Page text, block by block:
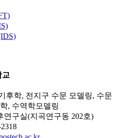
후학, 전지구 수문 모델링, 수문
, 수역학모델링
연구실(지곡연구동 202호)